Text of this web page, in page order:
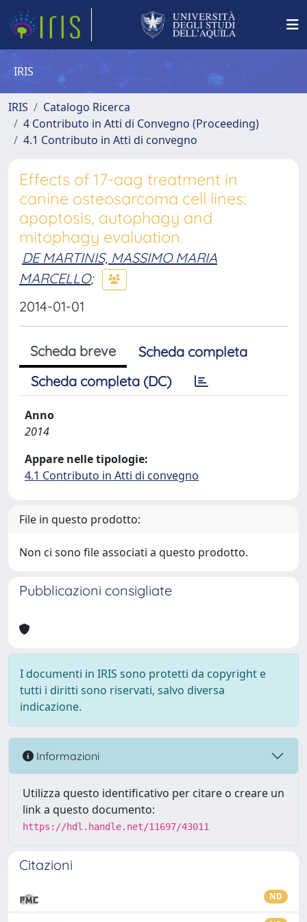
IRIS
IRIS
Catalogo Ricerca
4 Contributo in Atti di Convegno (Proceeding)
4.1 Contributo in Atti di convegno
Effects of 17-aag treatment in
canine osteosarcoma cell lines:
apoptosis, autophagy and
mitophagy evaluation.
DE MARTINIS, MASSIMO MARIA
MARCELLO;
2014-01-01
Scheda breve
Scheda completa
Scheda completa (DC)
Anno
2014
Appare nelle tipologie:
4.1 Contributo in Atti di convegno
File in questo prodotto:
Non ci sono file associati a questo prodotto.
Pubblicazioni consigliate
I documenti in IRIS sono protetti da copyright e
tutti i diritti sono riservati, salvo diversa
indicazione.
Informazioni
Utilizza questo identificativo per citare o creare un
link a questo documento:
https://hdl.handle.net/11697/43011
Citazioni
ND